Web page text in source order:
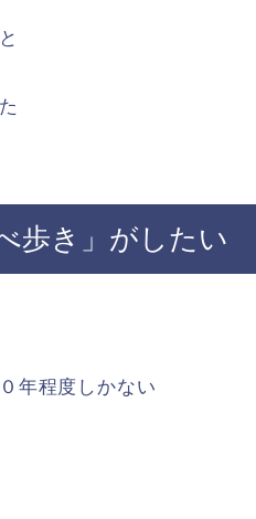
と
歩き」がしたい
年程度しかない